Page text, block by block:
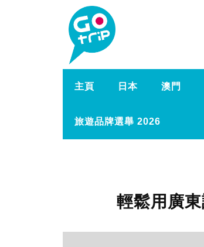
主頁 日本 澳門
旅遊品牌選舉 2026
輕鬆用廣